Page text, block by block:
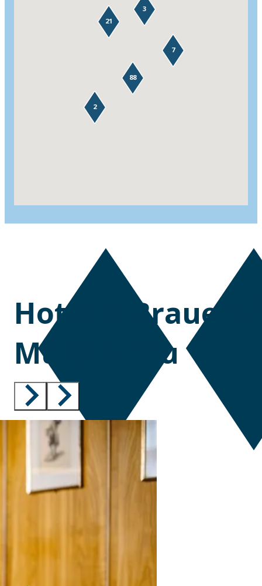
88
7
21
2
3
Hotel &
Müllerbräu